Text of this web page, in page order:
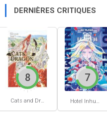
DERNIÈRES CRITIQUES
Cats and Dragon #3
8
Hotel Inhumans #1
7